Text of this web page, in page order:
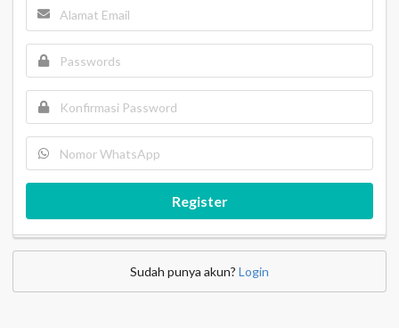
Register
Sudah punya akun? Login